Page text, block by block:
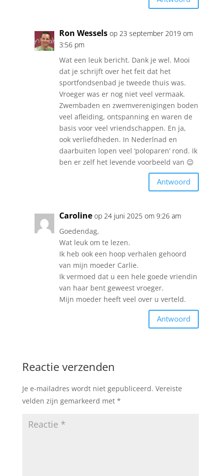
Ron Wessels op 23 september 2019 om
3:56 pm
Wat een leuk bericht. Dank je wel. Mooi
dat je schrijft over het feit dat het
sportfondsenbad je tweede thuis was.
Vroeger was er nog niet veel vermaak.
Zwembaden en zwemverenigingen boden
veel afleiding, ontspanning en waren de
basis voor veel vriendschappen. En ja,
ook verliefdheden. In Nederlnad en
daarbuiten lopen veel ‘poloparen’ rond. Ik
ben er zelf het levende voorbeeld van 😉
Antwoord
Caroline op 24 juni 2025 om 9:26 am
Goedendag,
Wat leuk om te lezen.
Ik heb ook een hoop verhalen gehoord
van mijn moeder Carlie.
Ik vermoed dat u een hele goede vriendin
van haar bent geweest vroeger.
Mijn moeder heeft veel over u verteld.
Antwoord
Reactie verzenden
Je e-mailadres wordt niet gepubliceerd. Vereiste
velden zijn gemarkeerd met *